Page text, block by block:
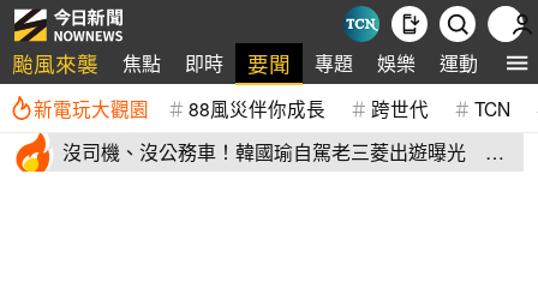
颱風來襲 焦點 即時 要聞 專題 娛樂 運動 全
新電玩大觀園 88風災伴你成長 跨世代 TCN
沒司機、沒公務車！韓國瑜自駕老三菱出遊曝光 私